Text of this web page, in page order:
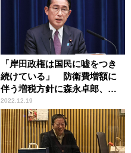
「岸田政権は国民に嘘をつき
続けている」 防衛費増額に
伴う増税方針に森永卓郎、須
田慎一郎が指摘
2022.12.19